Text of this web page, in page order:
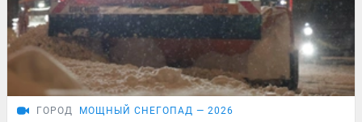
ГОРОД МОЩНЫЙ СНЕГОПАД — 2026